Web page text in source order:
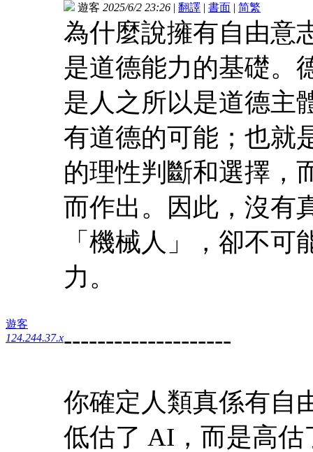
遊客
124.244.37.x
遊客 2025/6/2 23:26 | 翻譯 | 書面 | 简繁
為什麼說擁有自由意
是道德能力的基礎。
是人之所以是道德主
有道德的可能；也就
的理性判斷和選擇，
而作出。因此，沒有
「機械人」，卻不
力。
--------------------
你確定人類真係有自
低估了 AI，而是高估